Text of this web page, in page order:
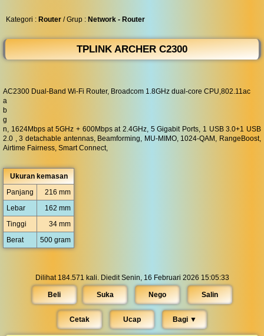
Kategori : Router / Grup : Network - Router
TPLINK ARCHER C2300
AC2300 Dual-Band Wi-Fi Router, Broadcom 1.8GHz dual-core CPU,802.11ac
a
b
g
n, 1624Mbps at 5GHz + 600Mbps at 2.4GHz, 5 Gigabit Ports, 1 USB 3.0+1 USB
2.0 , 3 detachable antennas, Beamforming, MU-MIMO, 1024-QAM, RangeBoost,
Airtime Fairness, Smart Connect,
Ukuran kemasan
Panjang
216 mm
Lebar
162 mm
Tinggi
34 mm
Berat
500 gram
Dilihat 184.571 kali. Diedit Senin, 16 Februari 2026 15:05:33
Beli Suka Nego Salin
Cetak Ucap Bagi ▼︎